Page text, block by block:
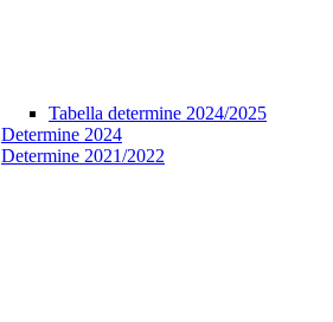
Tabella determine 2024/2025
Determine 2024
Determine 2021/2022